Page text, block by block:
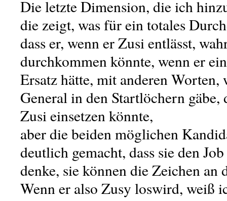
Die letzte Dimension, die ich
die zeigt, was für ein totales
dass er, wenn er Zusi entlässt,
durchkommen könnte, wenn er
Ersatz hätte, mit anderen Worten,
General in den Startlöchern gäbe,
Zusi einsetzen könnte,
aber die beiden möglichen
deutlich gemacht, dass sie den
denke, sie können die Zeichen an
Wenn er also Zusy loswird, weiß